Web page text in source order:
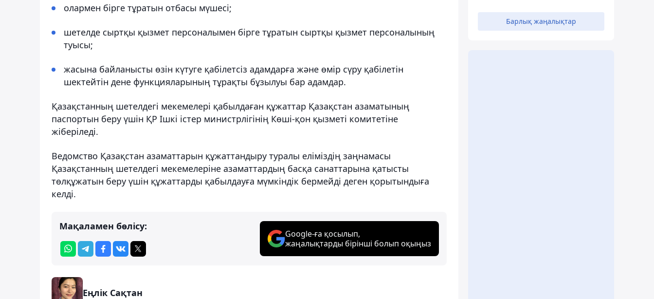
олармен бірге тұратын отбасы мүшесі;
шетелде сыртқы қызмет персоналымен бірге тұратын сыртқы қызмет персоналының
туысы;
жасына байланысты өзін күтуге қабілетсіз адамдарға және өмір сүру қабілетін
шектейтін дене функцияларының тұрақты бұзылуы бар адамдар.
Қазақстанның шетелдегі мекемелері қабылдаған құжаттар Қазақстан азаматының
паспортын беру үшін ҚР Ішкі істер министрлігінің Көші-қон қызметі комитетіне
жіберіледі.
Ведомство Қазақстан азаматтарын құжаттандыру туралы еліміздің заңнамасы
Қазақстанның шетелдегі мекемелеріне азаматтардың басқа санаттарына қатысты
төлқұжатын беру үшін құжаттарды қабылдауға мүмкіндік бермейді деген қорытындыға
келді.
Мақаламен бөлісу:
Google-ға қосылып,
жаңалықтарды бірінші болып оқыңыз
Еңлік Сақтан
Барлық жаңалықтар